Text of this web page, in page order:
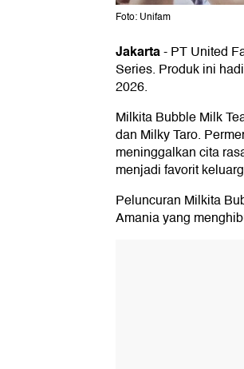
Foto: Unifam
Jakarta-PT United
Series. Produk ini
2026.
Milkita Bubble Milk
dan Milky Taro.
meninggalkan cita
menjadi favorit
Peluncuran Milkita
Amania yang